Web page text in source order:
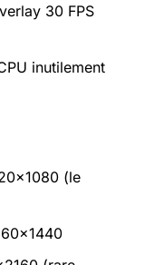
30 FPS
inutilement
(le